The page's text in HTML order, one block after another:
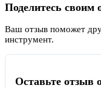
Поделитесь своим
Ваш отзыв поможет
инструмент.
Оставьте отзыв